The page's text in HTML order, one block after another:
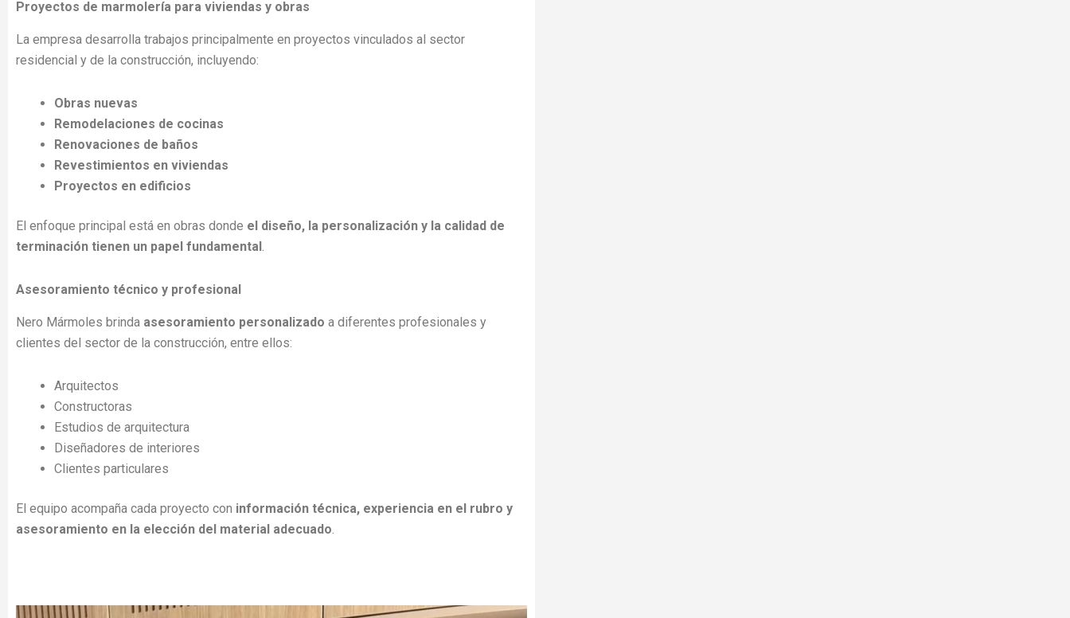
Proyectos de marmolería para viviendas y obras
La empresa desarrolla trabajos principalmente en proyectos vinculados al sector
residencial y de la construcción, incluyendo:
Obras nuevas
Remodelaciones de cocinas
Renovaciones de baños
Revestimientos en viviendas
Proyectos en edificios
El enfoque principal está en obras donde el diseño, la personalización y la calidad de
terminación tienen un papel fundamental.
Asesoramiento técnico y profesional
Nero Mármoles brinda asesoramiento personalizado a diferentes profesionales y
clientes del sector de la construcción, entre ellos:
Arquitectos
Constructoras
Estudios de arquitectura
Diseñadores de interiores
Clientes particulares
El equipo acompaña cada proyecto con información técnica, experiencia en el rubro y
asesoramiento en la elección del material adecuado.